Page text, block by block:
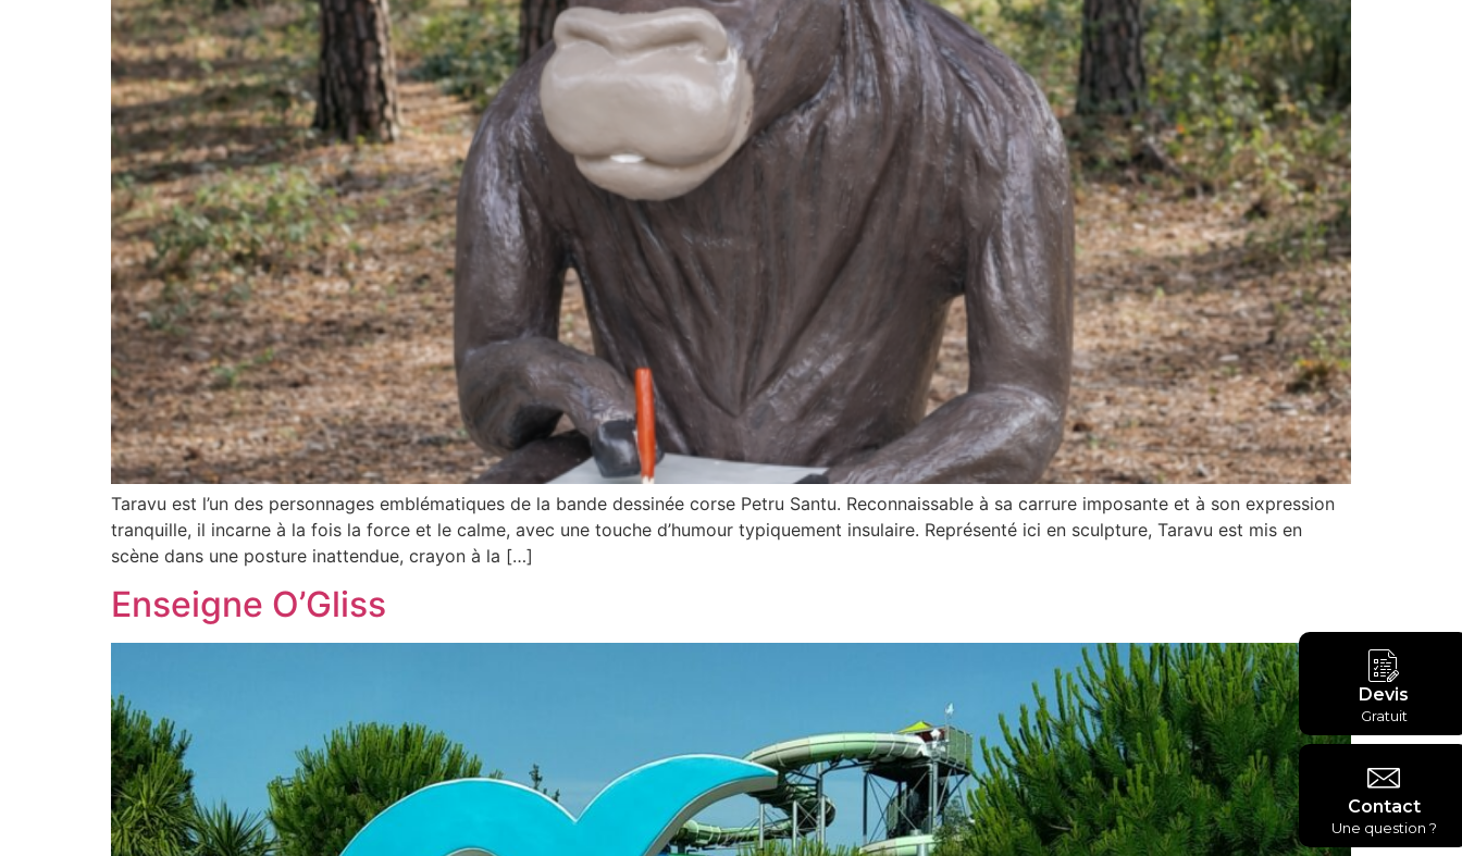
Devis
Gratuit
Contact
Une question ?
Taravu est l’un des personnages emblématiques de la bande dessinée corse Petru Santu. Reconnaissable à sa carrure imposante et à son expression
tranquille, il incarne à la fois la force et le calme, avec une touche d’humour typiquement insulaire. Représenté ici en sculpture, Taravu est mis en
scène dans une posture inattendue, crayon à la […]
Enseigne O’Gliss